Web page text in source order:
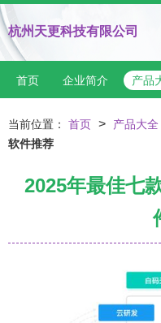
杭州天更科技有限公司
首页 企业简介 产品
当前位置： 首页 > 产品大全
软件推荐
2025年最佳七